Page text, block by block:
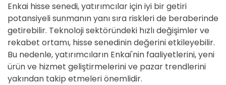
Enkai hisse senedi, yatırımcılar için iyi bir getiri
potansiyeli sunmanın yanı sıra riskleri de beraberinde
getirebilir. Teknoloji sektöründeki hızlı değişimler ve
rekabet ortamı, hisse senedinin değerini etkileyebilir.
Bu nedenle, yatırımcıların Enkai'nin faaliyetlerini, yeni
ürün ve hizmet geliştirmelerini ve pazar trendlerini
yakından takip etmeleri önemlidir.